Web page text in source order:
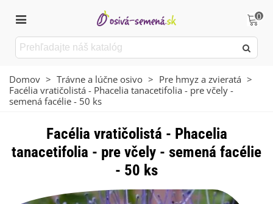
0
Domov > Trávne a lúčne osivo > Pre hmyz a zvieratá >
Facélia vratičolistá - Phacelia tanacetifolia - pre včely -
semená facélie - 50 ks
Facélia vratičolistá - Phacelia
tanacetifolia - pre včely - semená facélie
- 50 ks